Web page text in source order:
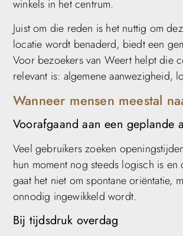
winkels in het centrum.
Juist om die reden is het nuttig om
locatie wordt benaderd, biedt een
Voor bezoekers van Weert helpt die
relevant is: algemene aanwezigheid,
Wanneer mensen meestal
Voorafgaand aan een geplande
Veel gebruikers zoeken
hun moment nog steeds logisch is
gaat het niet om spontane oriëntatie,
onnodig ingewikkeld wordt.
Bij tijdsdruk overdag